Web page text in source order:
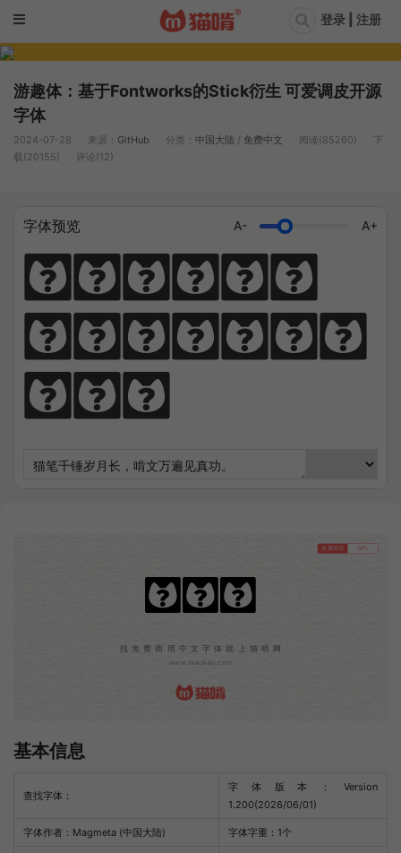
登录 | 注册
游趣体：基于Fontworks的Stick衍生 可爱调皮开源
字体
2024-07-28 来源： GitHub 分类： 中国大陆 / 免费中文 阅读(85260)
下
载(20155)
评论(12)
字体预览 A- A+
猫笔千锤岁月
长，啃文万遍见
真功。
免费商用 OFL
游趣体
找免费商用中文字体就上猫啃网
www.maoken.com
基本信息
查找字体：
字体版本：Version
1.200(2026/06/01)
字体作者：Magmeta (中国大陆) 字体字重：1个